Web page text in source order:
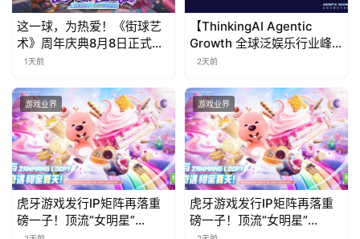
(
中
国
这一球，为热爱！《街球艺
术》周年庆典8月8日正式上
线，多重福利与全新内容同
1天前
【ThinkingAI Agentic
Growth 全球泛娱乐行业峰
会】Agent 时代，人到底负
2天前
游戏业界
虎牙游戏发行IP矩阵再落重
磅一子！顶流“女明星”
游戏业界
虎牙游戏发行IP矩阵再落重
磅一子！顶流“女明星”